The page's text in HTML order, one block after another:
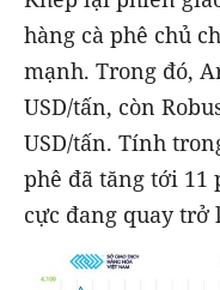
hàng cà phê chủ
mạnh. Trong đó,
USD/tấn, còn
USD/tấn. Tính
phê đã tăng tới
cực đang quay